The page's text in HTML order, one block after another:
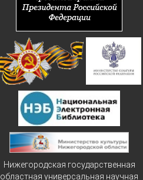
Нижегородская государственная
областная универсальная научная